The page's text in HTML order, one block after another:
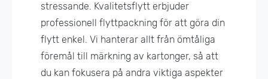
stressande. Kvalitetsflytt erbjuder
professionell flyttpackning för att göra din
flytt enkel. Vi hanterar allt från ömtåliga
föremål till märkning av kartonger, så att
du kan fokusera på andra viktiga aspekter